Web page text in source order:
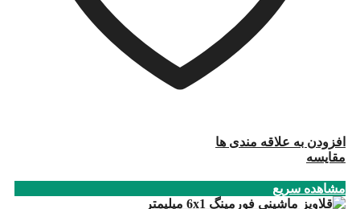
افزودن به علاقه مندی ها
مقایسه
مشاهده سریع